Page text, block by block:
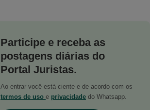
Participe e receba as
postagens diárias do
Portal Juristas.
Ao entrar você está ciente e de acordo com os
termos de uso e privacidade do Whatsapp.